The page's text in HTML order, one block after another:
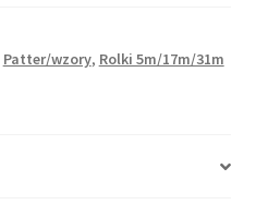
Patter/wzory, Rolki 5m/17m/31m